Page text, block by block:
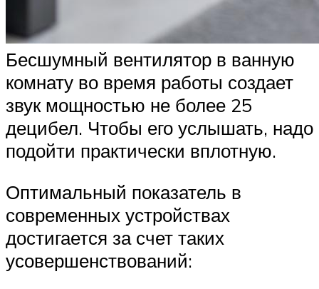
Бесшумный вентилятор в ванную
комнату во время работы создает
звук мощностью не более 25
децибел. Чтобы его услышать, надо
подойти практически вплотную.
Оптимальный показатель в
современных устройствах
достигается за счет таких
усовершенствований: